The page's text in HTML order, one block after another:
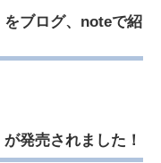
をブログ、noteで紹
発売されました！